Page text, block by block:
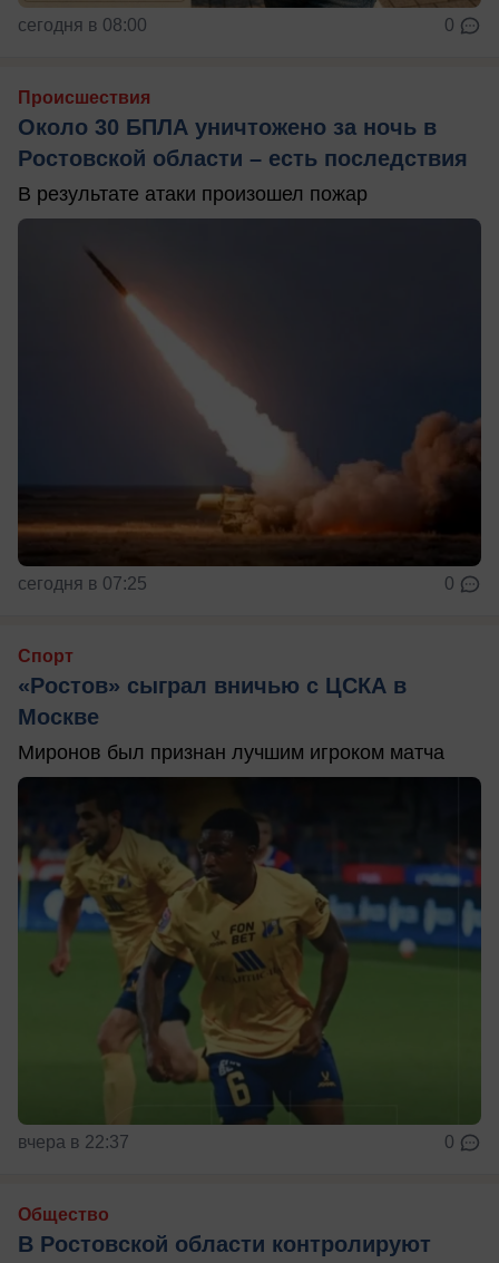
сегодня в 08:00 0
Происшествия
Около 30 БПЛА уничтожено за ночь в
Ростовской области – есть последствия
В результате атаки произошел пожар
сегодня в 07:25 0
Спорт
«Ростов» сыграл вничью с ЦСКА в
Москве
Миронов был признан лучшим игроком матча
вчера в 22:37 0
Общество
В Ростовской области контролируют